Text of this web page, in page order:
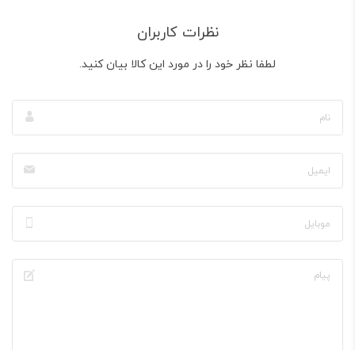
نظرات کاربران
لطفا نظر خود را در مورد این کالا بیان کنید.